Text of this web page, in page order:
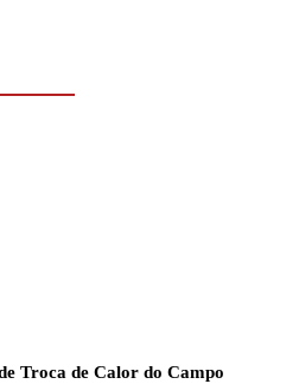
Troca de Calor do Campo